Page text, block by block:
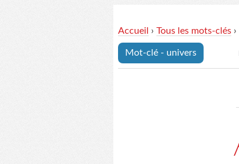
Accueil
› Tous les mots-clés ›
Mot-clé - univers